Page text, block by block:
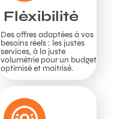
Fléxibilité
Des offres adaptées à vos
besoins réels : les justes
services, à la juste
volumétrie pour un budget
optimisé et maîtrisé.